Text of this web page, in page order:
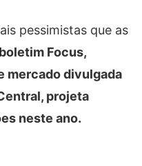
pessimistas que as
Focus,
mercado divulgada
projeta
neste ano.